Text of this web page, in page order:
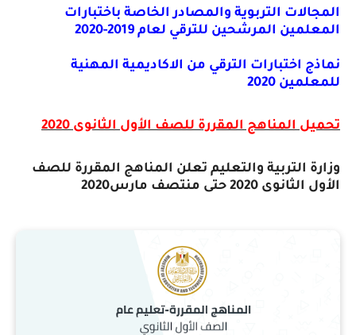
المجالات التربوية والمصادر الخاصة باختبارات
المعلمين المرشحين للترقي لعام 2019-2020
نماذج اختبارات الترقي من الاكاديمية المهنية
للمعلمين 2020
تحميل المناهج المقررة للصف الأول الثانوى 2020
وزارة التربية والتعليم تعلن المناهج المقررة للصف
الأول الثانوى 2020 حتى منتصف مارس2020